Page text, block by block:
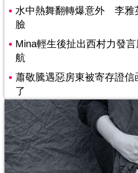
水中熱舞翻轉爆意外 李雅
臉
Mina輕生後扯出西村力發
航
蕭敬騰遇惡房東被寄存證信
了